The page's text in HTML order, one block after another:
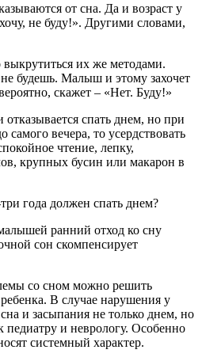
от сна. Да и возраст у
не буду!». Другими словами,
их же методами.
не будешь. Малыш и этому захочет
скажет – «Нет. Буду!»
спать днем, но при
самого вечера, то усердствовать
чтение, лепку,
крупных бусин или макарон в
ранний отход ко сну
сон скомпенсирует
со сном можно решить
В случае нарушения у
и засыпания не только днем, но
педиатру и неврологу. Особенно
системный характер.